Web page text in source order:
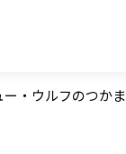
ー・ウルフのつか